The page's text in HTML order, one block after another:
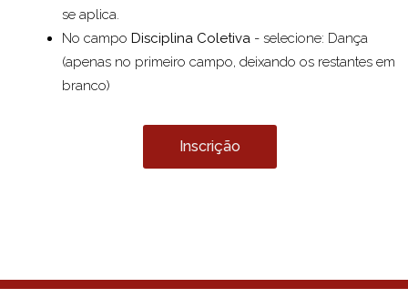
se aplica.
No campo Disciplina Coletiva - selecione: Dança
(apenas no primeiro campo, deixando os restantes em
branco)
Inscrição